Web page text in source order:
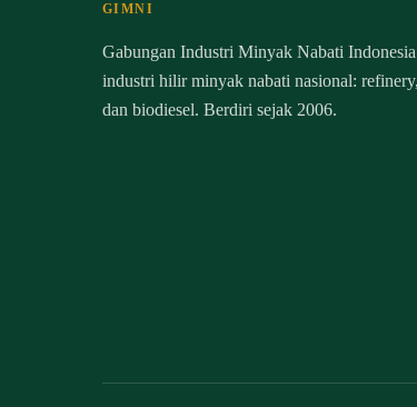
GIMNI
Gabungan Industri Minyak Nabati
industri hilir minyak nabati nasional:
dan biodiesel. Berdiri sejak 2006.